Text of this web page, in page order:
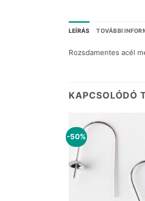
LEÍRÁS TOVÁBBI
Rozsdamentes acél
KAPCSOLÓDÓ
-50%